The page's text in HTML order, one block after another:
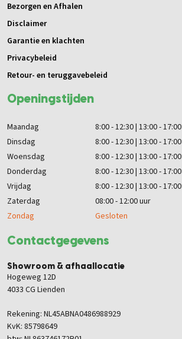
Contactgegevens
Showroom & afhaallocatie
Hogeweg 12D
4033 CG Lienden
Rekening: NL45ABNA0486988929
KvK: 85798649
Openingstijden
Maandag
8:00 - 12:30 | 13:00 - 17:00
Dinsdag
8:00 - 12:30 | 13:00 - 17:00
Woensdag
8:00 - 12:30 | 13:00 - 17:00
Donderdag
8:00 - 12:30 | 13:00 - 17:00
Vrijdag
8:00 - 12:30 | 13:00 - 17:00
Zaterdag
08:00 - 12:00 uur
Zondag
Gesloten
Bezorgen en Afhalen
Disclaimer
Garantie en klachten
Privacybeleid
Retour- en teruggavebeleid